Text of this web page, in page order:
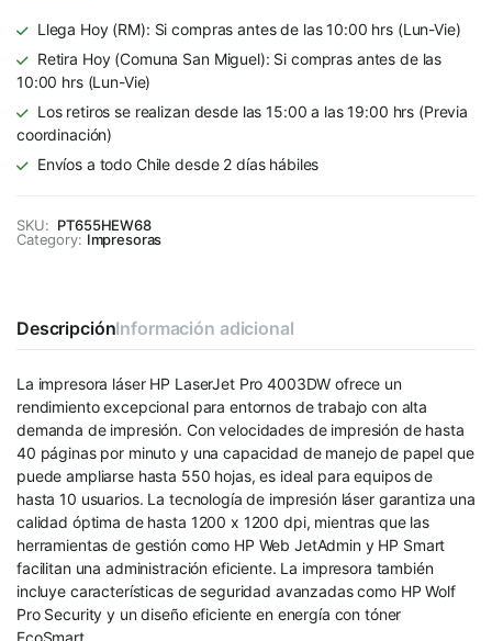
Llega Hoy (RM): Si compras antes de las 10:00 hrs (Lun-Vie)
Retira Hoy (Comuna San Miguel): Si compras antes de las
10:00 hrs (Lun-Vie)
Los retiros se realizan desde las 15:00 a las 19:00 hrs (Previa
coordinación)
Envíos a todo Chile desde 2 días hábiles
SKU: PT655HEW68
Category: Impresoras
DescripciónInformación adicional
La impresora láser HP LaserJet Pro 4003DW ofrece un
rendimiento excepcional para entornos de trabajo con alta
demanda de impresión. Con velocidades de impresión de hasta
40 páginas por minuto y una capacidad de manejo de papel que
puede ampliarse hasta 550 hojas, es ideal para equipos de
hasta 10 usuarios. La tecnología de impresión láser garantiza una
calidad óptima de hasta 1200 x 1200 dpi, mientras que las
herramientas de gestión como HP Web JetAdmin y HP Smart
facilitan una administración eficiente. La impresora también
incluye características de seguridad avanzadas como HP Wolf
Pro Security y un diseño eficiente en energía con tóner